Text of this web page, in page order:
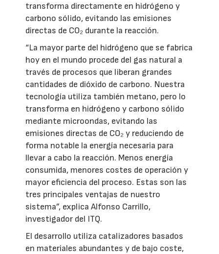
transforma directamente en hidrógeno y
carbono sólido, evitando las emisiones
directas de CO₂ durante la reacción.
“La mayor parte del hidrógeno que se fabrica
hoy en el mundo procede del gas natural a
través de procesos que liberan grandes
cantidades de dióxido de carbono. Nuestra
tecnología utiliza también metano, pero lo
transforma en hidrógeno y carbono sólido
mediante microondas, evitando las
emisiones directas de CO₂ y reduciendo de
forma notable la energía necesaria para
llevar a cabo la reacción. Menos energía
consumida, menores costes de operación y
mayor eficiencia del proceso. Estas son las
tres principales ventajas de nuestro
sistema”, explica Alfonso Carrillo,
investigador del ITQ.
El desarrollo utiliza catalizadores basados
en materiales abundantes y de bajo coste,